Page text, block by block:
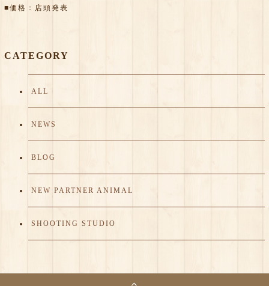
■価格：店頭発表
CATEGORY
ALL
NEWS
BLOG
NEW PARTNER ANIMAL
SHOOTING STUDIO